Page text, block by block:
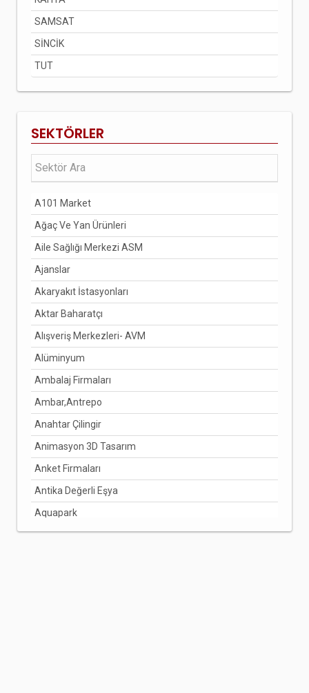
SAMSAT
SİNCİK
TUT
SEKTÖRLER
A101 Market
Ağaç Ve Yan Ürünleri
Aile Sağlığı Merkezi ASM
Ajanslar
Akaryakıt İstasyonları
Aktar Baharatçı
Alışveriş Merkezleri- AVM
Alüminyum
Ambalaj Firmaları
Ambar,Antrepo
Anahtar Çilingir
Animasyon 3D Tasarım
Anket Firmaları
Antika Değerli Eşya
Aquapark
Arabuluculuk Hizmetleri